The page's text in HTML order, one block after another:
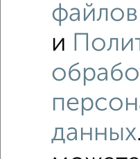
2-к квартира, на
в месяц
Южный район, мкр. 15-й
Ахеджака 12
Агентство, 03.08.2026
и
данных